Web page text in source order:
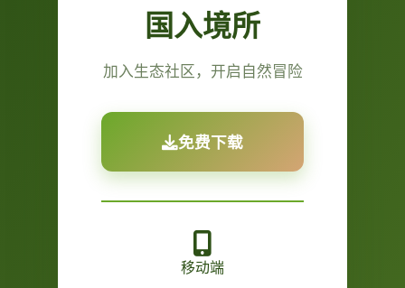
国入境所
加入生态社区，开启自然冒险
免费下载
移动端